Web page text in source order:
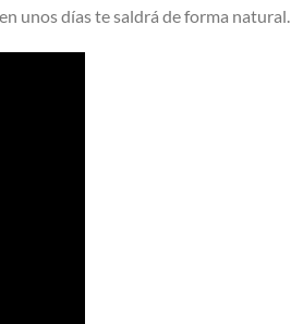
unos días te saldrá de forma natural.